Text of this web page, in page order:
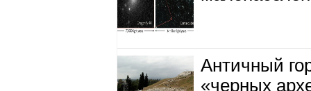
Античный
«черных